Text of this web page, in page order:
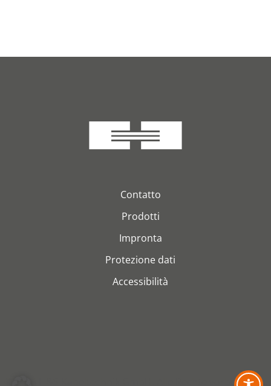
Contatto
Prodotti
Impronta
Protezione dati
Accessibilità
© 2026 H&S Kabeltechnik GmbH. Alle Rechte vorbehalten.